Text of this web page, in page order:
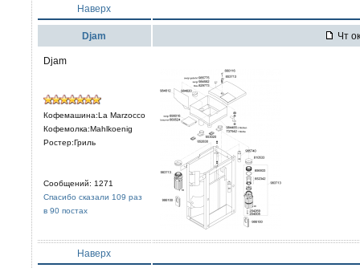
Наверх
Djam Чт
Djam
Кофемашина:La Marzocco
Кофемолка:Mahlkoenig
Ростер:Гриль
Сообщений: 1271
Спасибо сказали 109 раз
в 90 постах
Наверх